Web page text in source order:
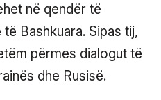
në qendër të
Bashkuara. Sipas tij,
përmes dialogut të
dhe Rusisë.